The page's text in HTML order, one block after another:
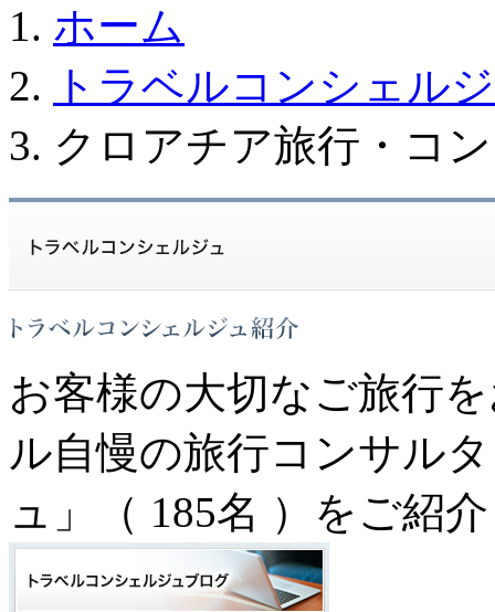
ホーム
トラベルコンシェル
クロアチア旅行・コ
お客様の大切なご旅行
ル自慢の旅行コンサル
ュ」（ 185名 ）をご紹